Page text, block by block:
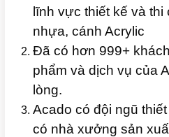
lĩnh vực thiết kế và thi
nhựa, cánh Acrylic
Đã có hơn 999+
phẩm và dịch vụ của
lòng.
Acado có đội ngũ
có nhà xưởng sản